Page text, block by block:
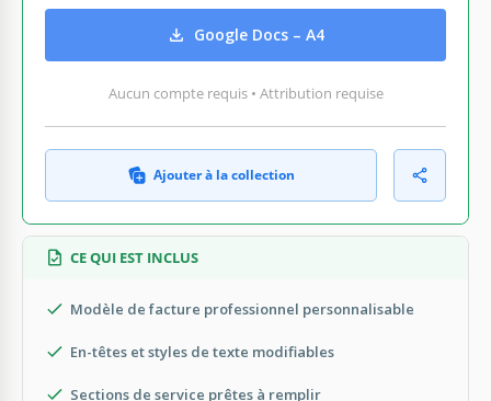
Google Docs – A4
Aucun compte requis • Attribution requise
Ajouter à la collection
CE QUI EST INCLUS
Modèle de facture professionnel personnalisable
En-têtes et styles de texte modifiables
Sections de service prêtes à remplir